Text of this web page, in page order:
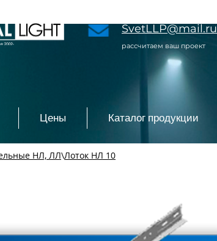
SvetLLP@mail.ru
рассчитаем ваш проект
Цены Каталог продукции
НЛ, ЛЛ\Лоток НЛ 10